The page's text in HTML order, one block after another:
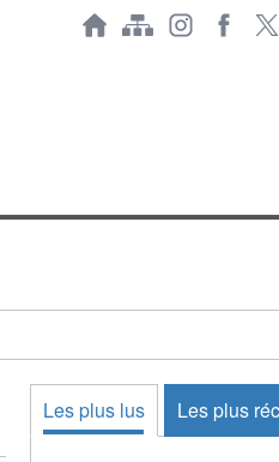
Les plus lus Les plus